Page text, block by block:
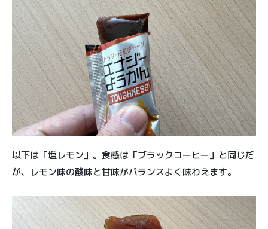
以下は「塩レモン」。食感は「ブラックコーヒー」と同じだ
が、レモン味の酸味と甘味がバランスよく味わえます。